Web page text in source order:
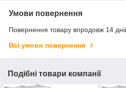
Умови повернення
Повернення товару впродовж 14
Всі умови повернення
Подібні товари компанії